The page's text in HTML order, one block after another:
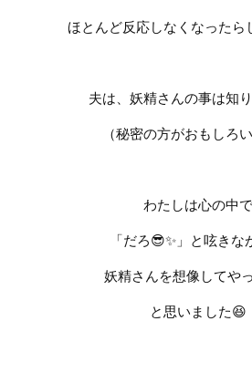
ほとんど反応しなくなったら
夫は、妖精さんの事は知り
（秘密の方がおもしろい
わたしは心の中で
「だろ😎✨ 」と呟きな
妖精さんを想像してや
と思いました😆